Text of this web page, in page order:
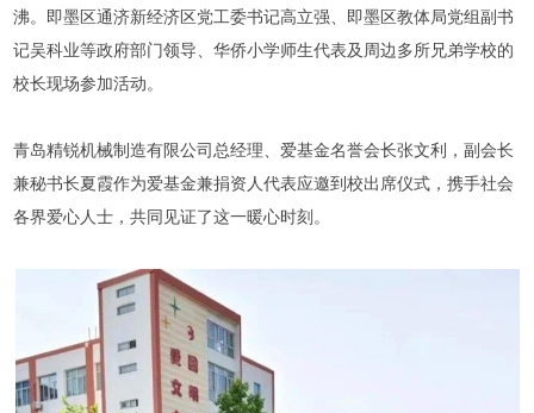
沸。即墨区通济新经济区党工委书记高立强、即墨区教体局党组副书
记吴科业等政府部门领导、华侨小学师生代表及周边多所兄弟学校的
校长现场参加活动。
青岛精锐机械制造有限公司总经理、爱基金名誉会长张文利，副会长
兼秘书长夏霞作为爱基金兼捐资人代表应邀到校出席仪式，携手社会
各界爱心人士，共同见证了这一暖心时刻。